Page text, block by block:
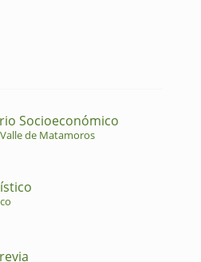
Socioeconómico
de Matamoros